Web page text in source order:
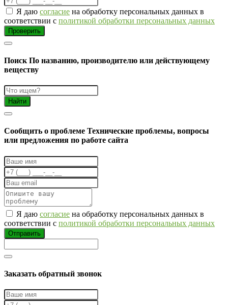
Я даю согласие на обработку персональных данных в
соответствии с политикой обработки персональных данных
Проверить
Поиск По названию, производителю или действующему
веществу
Найти
Cообщить о проблеме Технические проблемы, вопросы
или предложения по работе сайта
Я даю согласие на обработку персональных данных в
соответствии с политикой обработки персональных данных
Отправить
Заказать обратный звонок